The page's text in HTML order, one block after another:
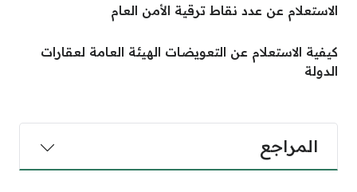
الاستعلام عن عدد نقاط ترقية الأمن العام
كيفية الاستعلام عن التعويضات الهيئة العامة لعقارات
الدولة
المراجع